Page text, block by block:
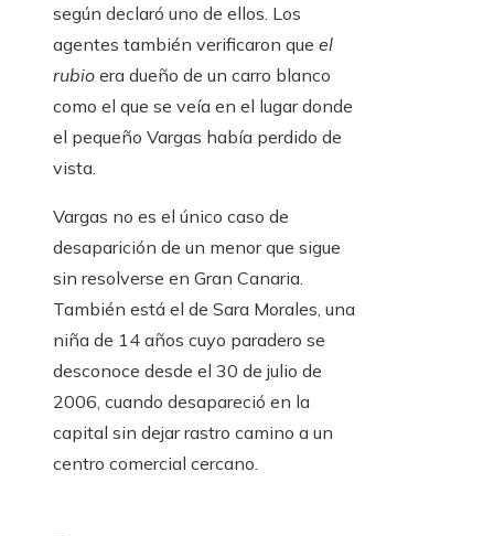
según declaró uno de ellos. Los
agentes también verificaron que el
rubio era dueño de un carro blanco
como el que se veía en el lugar donde
el pequeño Vargas había perdido de
vista.
Vargas no es el único caso de
desaparición de un menor que sigue
sin resolverse en Gran Canaria.
También está el de Sara Morales, una
niña de 14 años cuyo paradero se
desconoce desde el 30 de julio de
2006, cuando desapareció en la
capital sin dejar rastro camino a un
centro comercial cercano.